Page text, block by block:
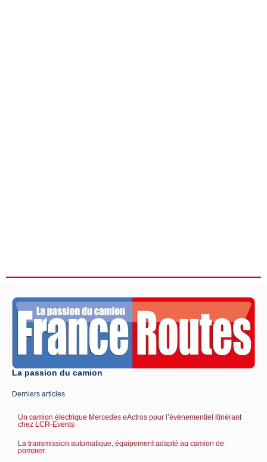
La passion du camion
Derniers articles
Un camion électrique Mercedes eActros pour l’événementiel itinérant
chez LCR-Events
La transmission automatique, équipement adapté au camion de
pompier